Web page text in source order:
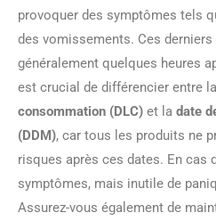
provoquer des symptômes tels
des vomissements. Ces
généralement quelques heures
est crucial de différencier entre la
consommation (DLC) et la date
(DDM), car tous les produits ne
risques après ces dates. En cas
symptômes, mais inutile de
Assurez-vous également de